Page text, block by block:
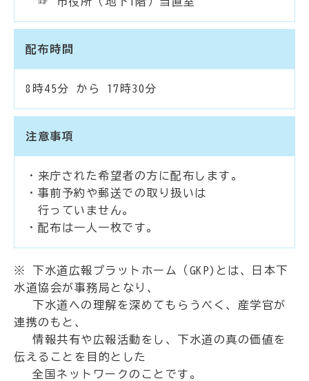
配布時間
8時45分 から 17時30分
注意事項
・来庁された希望者の方に配布します。
・事前予約や郵送での取り扱いは
行っていません。
・配布は一人一枚です。
※ 下水道広報プラットホーム（GKP)とは、日本下
水道協会が事務局となり、
下水道への理解を深めてもらうべく、産学官が
連携のもと、
情報共有や広報活動をし、下水道の真の価値を
伝えることを目的とした
全国ネットワークのことです。